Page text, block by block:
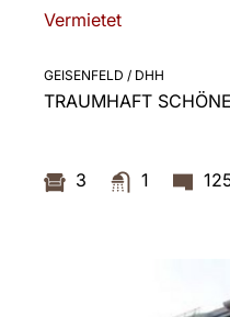
Vermietet
GEISENFELD / DHH
TRAUMHAFT
3 1